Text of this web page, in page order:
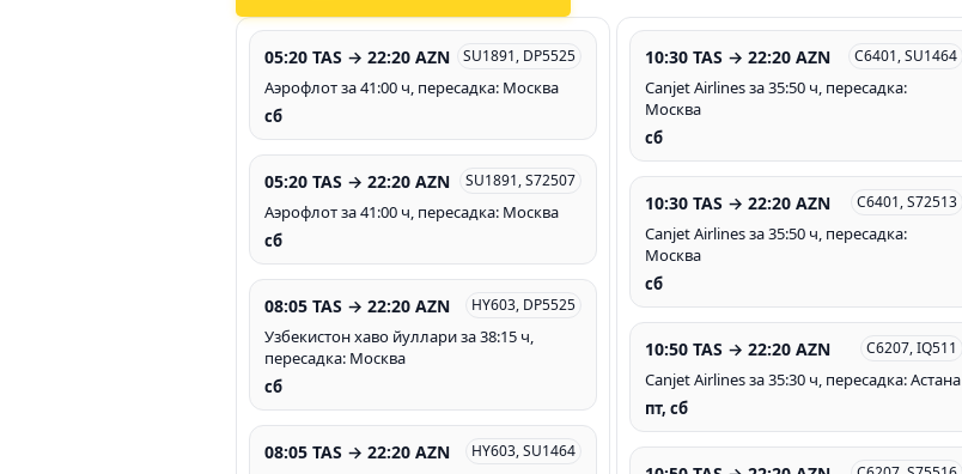
05:20 TAS → 22:20 AZN SU1891, DP5525
Аэрофлот за 41:00 ч, пересадка: Москва
сб
05:20 TAS → 22:20 AZN SU1891, S72507
Аэрофлот за 41:00 ч, пересадка: Москва
сб
08:05 TAS → 22:20 AZN HY603, DP5525
Узбекистон хаво йуллари за 38:15 ч,
пересадка: Москва
сб
08:05 TAS → 22:20 AZN HY603, SU1464
10:30 TAS → 22:20 AZN C6401, SU1464
Canjet Airlines за 35:50 ч, пересадка:
Москва
сб
10:30 TAS → 22:20 AZN C6401, S72513
Canjet Airlines за 35:50 ч, пересадка:
Москва
сб
10:50 TAS → 22:20 AZN C6207, IQ511
Canjet Airlines за 35:30 ч, пересадка: Астана
пт, сб